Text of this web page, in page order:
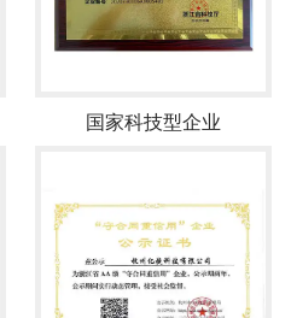
国家科技型企业